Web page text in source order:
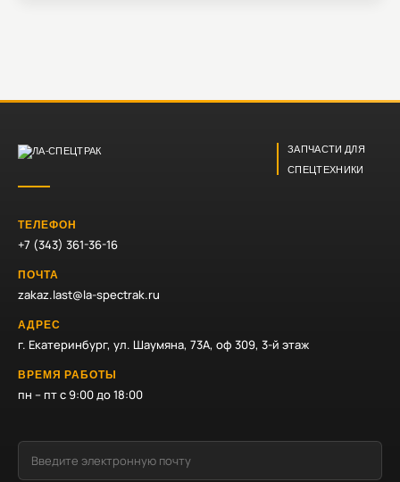
ЗАПЧАСТИ ДЛЯ
СПЕЦТЕХНИКИ
ТЕЛЕФОН
+7 (343) 361-36-16
ПОЧТА
zakaz.last@la-spectrak.ru
АДРЕС
г. Екатеринбург, ул. Шаумяна, 73А, оф 309, 3-й этаж
ВРЕМЯ РАБОТЫ
пн – пт с 9:00 до 18:00